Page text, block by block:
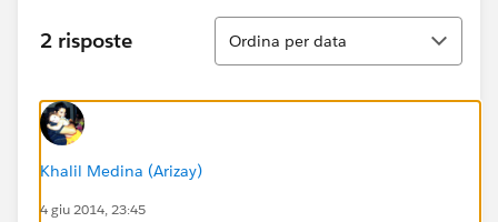
2 risposte
Ordina
Ordina per data
Khalil Medina (Arizay)
4 giu 2014, 23:45